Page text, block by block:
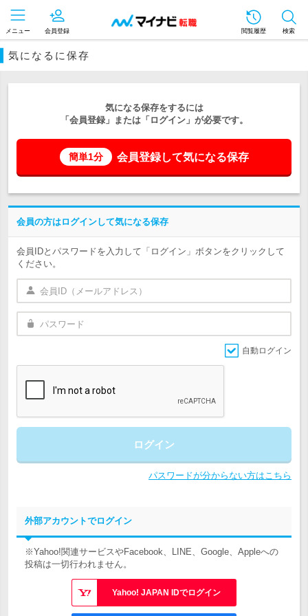
メニュー 会員登録 閲覧履歴 検索
気になるに保存
気になる保存をするには
「会員登録」または「ログイン」が必要です。
簡単1分 会員登録して気になる保存
会員の方はログインして気になる保存
会員IDとパスワードを入力して「ログイン」ボタンをクリックして
ください。
自動ログイン
ログイン
パスワードが分からない方はこちら
外部アカウントでログイン
※Yahoo!関連サービスやFacebook、LINE、Google、Appleへの
投稿は一切行われません。
Yahoo! JAPAN IDでログイン